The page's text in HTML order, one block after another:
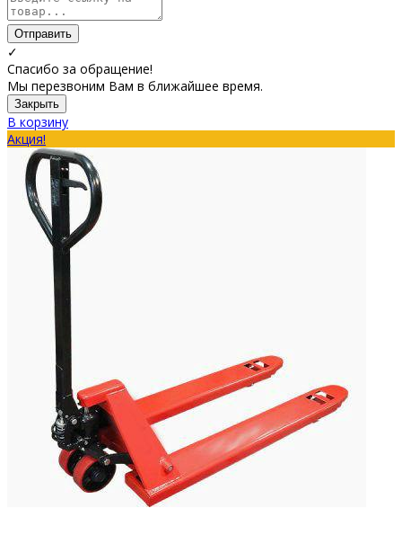
Отправить
✓
Спасибо за обращение!
Мы перезвоним Вам в ближайшее время.
Закрыть
В корзину
Акция!